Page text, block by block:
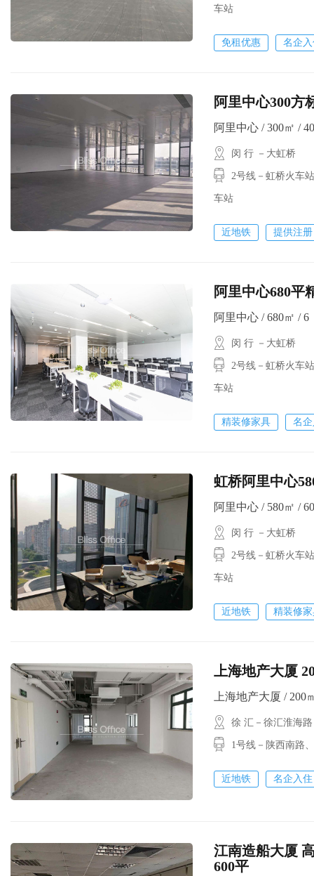
车站
免租优惠 名企
阿里中心300方
阿里中心 / 300㎡ / 40
闵 行 －大虹桥
2号线－虹桥火车站
车站
近地铁 提供注册
阿里中心680平
阿里中心 / 680㎡ / 6
闵 行 －大虹桥
2号线－虹桥火车站
车站
精装修家具 名
虹桥阿里中心
阿里中心 / 580㎡ /
闵 行 －大虹桥
2号线－虹桥火车站
车站
近地铁 精装修
上海地产大厦
上海地产大厦 / 200
徐 汇－徐汇淮海路
1号线－陕西南路
近地铁 名企入住
江南造船大厦
600平